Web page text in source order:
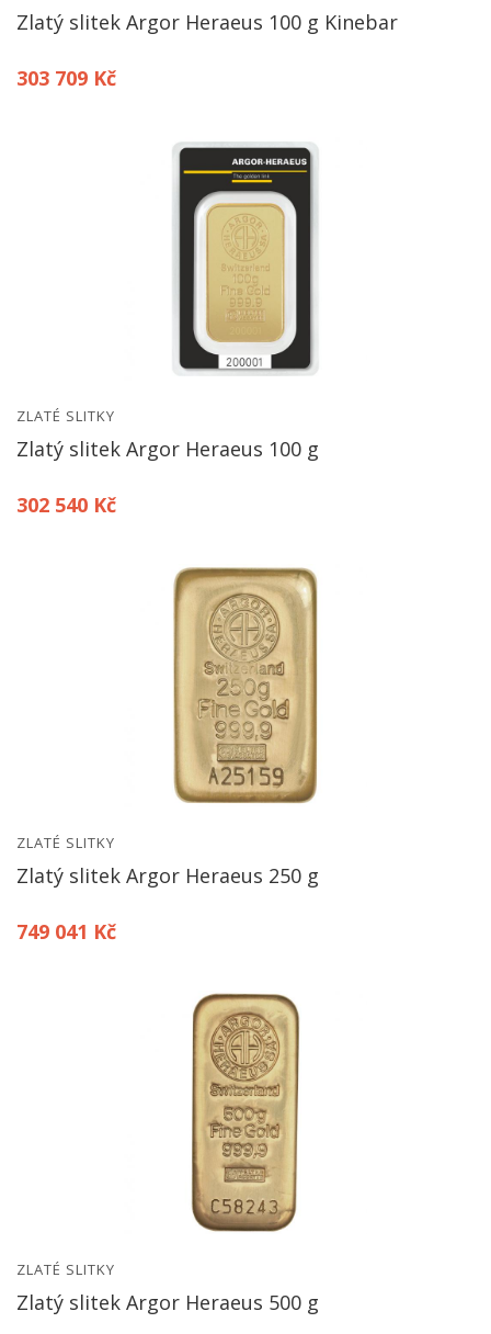
Zlatý slitek Argor Heraeus 100 g Kinebar
303 709 Kč
ZLATÉ SLITKY
Zlatý slitek Argor Heraeus 100 g
302 540 Kč
ZLATÉ SLITKY
Zlatý slitek Argor Heraeus 250 g
749 041 Kč
ZLATÉ SLITKY
Zlatý slitek Argor Heraeus 500 g